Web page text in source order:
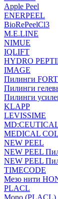
Apple Peel
ENERPEEL
BioRePeelCl3
M.E.LINE
NIMUE
IQLIFT
HYDRO
IMAGE
Пилинги
Пилинги
Пилинги
KLAPP
LEVISSIME
MEDICAL
NEW PEEL
NEW PEEL
NEW PEEL
TIMECODE
Мезо нити
PLACL
Mono (PLACL)